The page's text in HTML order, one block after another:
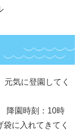
気に登園してく
園時刻：10時
に入れてきてく